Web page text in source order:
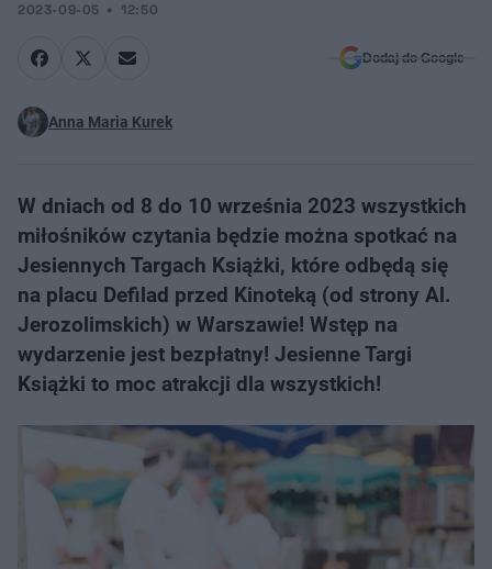
2023-09-05 12:50
Dodaj do Google
Anna Maria Kurek
W dniach od 8 do 10 września 2023 wszystkich
miłośników czytania będzie można spotkać na
Jesiennych Targach Książki, które odbędą się
na placu Defilad przed Kinoteką (od strony Al.
Jerozolimskich) w Warszawie! Wstęp na
wydarzenie jest bezpłatny! Jesienne Targi
Książki to moc atrakcji dla wszystkich!